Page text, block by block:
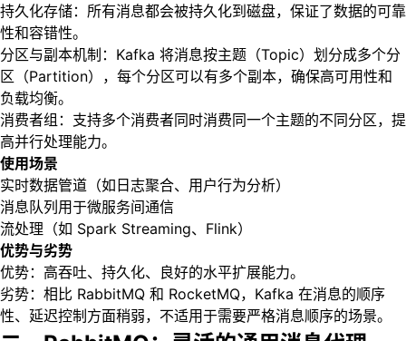
持久化存储：所有消息都会被持久化到磁盘，保证了数据的可靠
性和容错性。
分区与副本机制：Kafka 将消息按主题（Topic）划分成多个分
区（Partition），每个分区可以有多个副本，确保高可用性和
负载均衡。
消费者组：支持多个消费者同时消费同一个主题的不同分区，提
高并行处理能力。
使用场景
实时数据管道（如日志聚合、用户行为分析）
消息队列用于微服务间通信
流处理（如 Spark Streaming、Flink）
优势与劣势
优势：高吞吐、持久化、良好的水平扩展能力。
劣势：相比 RabbitMQ 和 RocketMQ，Kafka 在消息的顺序
性、延迟控制方面稍弱，不适用于需要严格消息顺序的场景。